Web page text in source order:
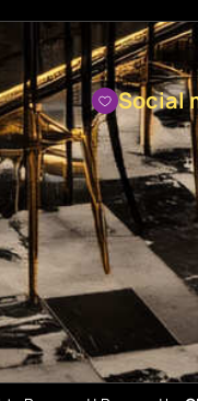
Social